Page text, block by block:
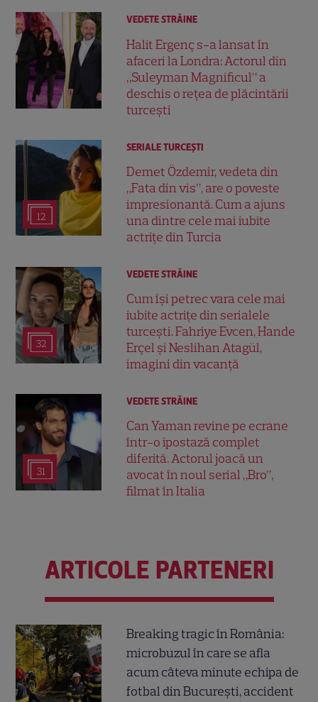
VEDETE STRĂINE
Halit Ergenç s-a lansat în
afaceri la Londra: Actorul din
„Suleyman Magnificul” a
deschis o rețea de plăcintării
turcești
12
SERIALE TURCEŞTI
Demet Özdemir, vedeta din
„Fata din vis”, are o poveste
impresionantă. Cum a ajuns
una dintre cele mai iubite
actrițe din Turcia
32
VEDETE STRĂINE
Cum își petrec vara cele mai
iubite actrițe din serialele
turcești. Fahriye Evcen, Hande
Erçel și Neslihan Atagül,
imagini din vacanță
31
VEDETE STRĂINE
Can Yaman revine pe ecrane
într-o ipostază complet
diferită. Actorul joacă un
avocat în noul serial „Bro”,
filmat în Italia
ARTICOLE PARTENERI
Breaking tragic în România:
microbuzul în care se afla
acum câteva minute echipa de
fotbal din București, accident